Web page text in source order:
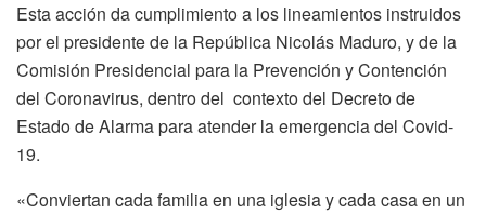
Esta acción da cumplimiento a los lineamientos instruidos
por el presidente de la República Nicolás Maduro, y de la
Comisión Presidencial para la Prevención y Contención
del Coronavirus, dentro del contexto del Decreto de
Estado de Alarma para atender la emergencia del Covid-
19.
«Conviertan cada familia en una iglesia y cada casa en un